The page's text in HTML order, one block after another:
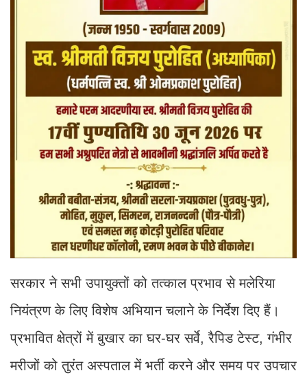
सरकार ने सभी उपायुक्तों को तत्काल प्रभाव से मलेरिया
नियंत्रण के लिए विशेष अभियान चलाने के निर्देश दिए हैं।
प्रभावित क्षेत्रों में बुखार का घर-घर सर्वे, रैपिड टेस्ट, गंभीर
मरीजों को तुरंत अस्पताल में भर्ती करने और समय पर उपचार